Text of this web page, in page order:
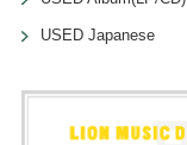
USED Japanese